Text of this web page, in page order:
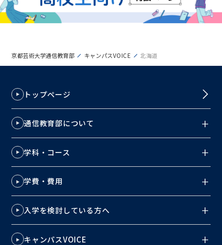
京都芸術大学通信教育部 キャンパスVOICE 北海道
トップページ
通信教育部について
学科・コース
学費・費用
入学を検討している方へ
キャンパスVOICE